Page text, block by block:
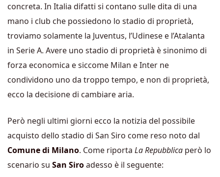
concreta. In Italia difatti si contano sulle dita di una
mano i club che possiedono lo stadio di proprietà,
troviamo solamente la Juventus, l’Udinese e l’Atalanta
in Serie A. Avere uno stadio di proprietà è sinonimo di
forza economica e siccome Milan e Inter ne
condividono uno da troppo tempo, e non di proprietà,
ecco la decisione di cambiare aria.
Però negli ultimi giorni ecco la notizia del possibile
acquisto dello stadio di San Siro come reso noto dal
Comune di Milano. Come riporta La Repubblica però lo
scenario su San Siroadesso è il seguente: